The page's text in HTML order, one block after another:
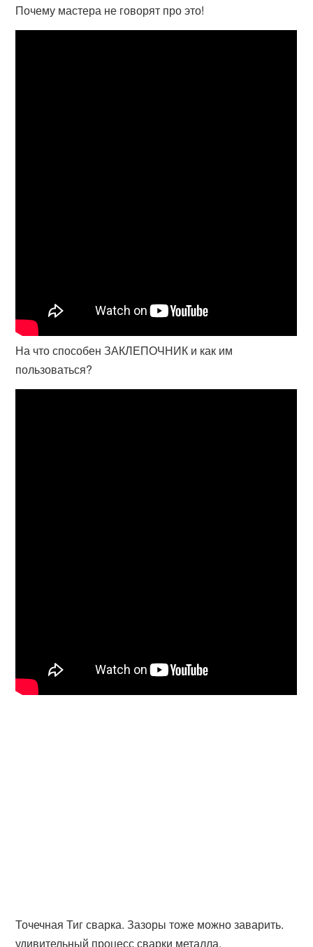
Почему мастера не говорят про это!
На что способен ЗАКЛЕПОЧНИК и как им
пользоваться?
Точечная Тиг сварка. Зазоры тоже можно заварить.
удивительный процесс сварки металла.